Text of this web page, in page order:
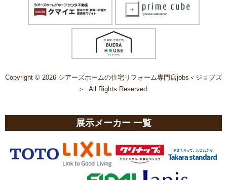
Copyright © 2026 シアーズホームの住宅リフォーム専門店jobs＜ジョブズ
＞. All Rights Reserved.
展示メーカー 一覧